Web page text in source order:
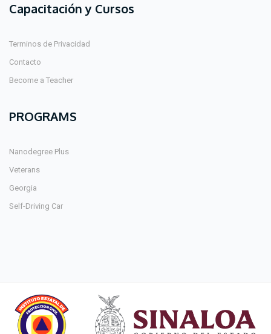
Capacitación y Cursos
Terminos de Privacidad
Contacto
Become a Teacher
PROGRAMS
Nanodegree Plus
Veterans
Georgia
Self-Driving Car